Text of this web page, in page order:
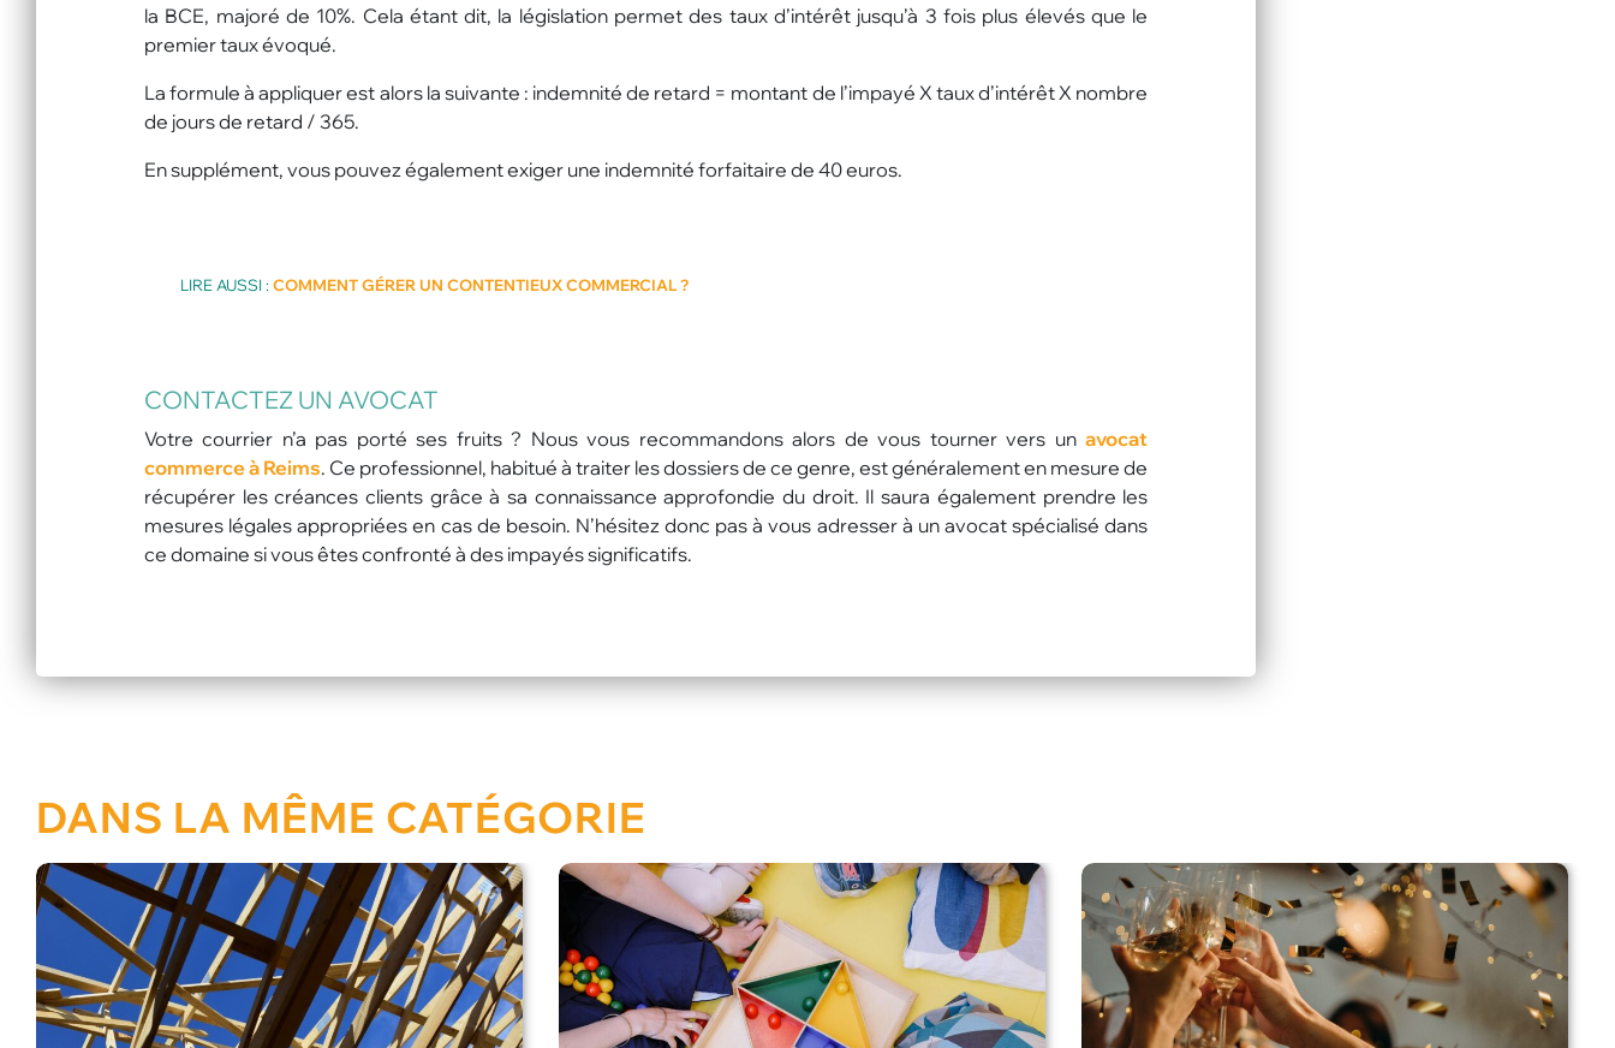
la BCE, majoré de 10%. Cela étant dit, la législation permet des taux d’intérêt jusqu’à 3 fois plus élevés que le
premier taux évoqué.
La formule à appliquer est alors la suivante : indemnité de retard = montant de l’impayé X taux d’intérêt X nombre
de jours de retard / 365.
En supplément, vous pouvez également exiger une indemnité forfaitaire de 40 euros.
LIRE AUSSI : COMMENT GÉRER UN CONTENTIEUX COMMERCIAL ?
CONTACTEZ UN AVOCAT
Votre courrier n’a pas porté ses fruits ? Nous vous recommandons alors de vous tourner vers unavocat
commerce à Reims. Ce professionnel, habitué à traiter les dossiers de ce genre, est généralement en mesure de
récupérer les créances clients grâce à sa connaissance approfondie du droit. Il saura également prendre les
mesures légales appropriées en cas de besoin. N’hésitez donc pas à vous adresser à un avocat spécialisé dans
ce domaine si vous êtes confronté à des impayés significatifs.
DANS LA MÊME CATÉGORIE